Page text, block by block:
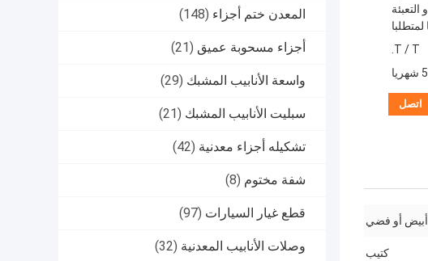
المعدن ختم أجزاء (148)
أجزاء مسحوبة عميق (21)
واسعة الأنابيب المشبك (29)
سبليت الأنابيب المشبك (21)
تشكيله أجزاء معدنية (42)
شفة مختوم (8)
قطع غيار السيارات (97)
وصلات الأنابيب المعدنية (32)
التعبئة
لمتطلبا
T / T.
اتصل
أبيض أو فضي
كتيب